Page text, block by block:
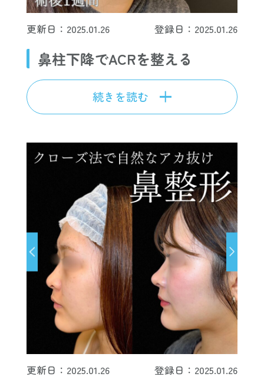
更新日：2025.01.26 登録日：2025.01.26
鼻柱下降でACRを整える
続きを読む
更新日：2025.01.26 登録日：2025.01.26